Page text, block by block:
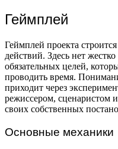
Геймплей
Геймплей проекта
действий. Здесь нет
обязательных целей,
проводить время.
приходит через
режиссером,
своих собственных
Основные механики